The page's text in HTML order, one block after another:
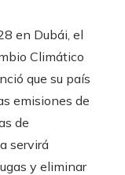
en Dubái, el
Climático
que su país
emisiones de
de
servirá
y eliminar